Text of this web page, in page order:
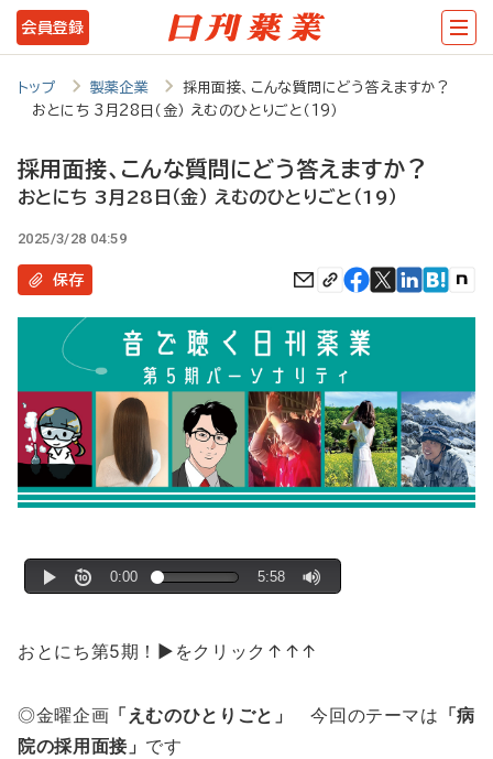
メ
イ
ン
テ
ツ
に
会員登録
トップ 製薬企業
採用面接、こんな質問にどう答えますか？
おとにち 3月28日（金） えむのひとりごと（19）
採用面接、こんな質問にどう答えますか？
おとにち 3月28日（金） えむのひとりごと（19）
2025/3/28 04:59
保存
おとにち第5期！▶をクリック↑↑↑
◎金曜企画 「えむのひとりごと」今回のテーマは 「病
院の採用面接」 です